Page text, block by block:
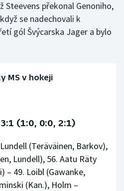
Steevens překonal Genoniho,
se nadechovali k
gól Švýcarska Jager a bylo
MS v hokeji
(1:0, 0:0, 2:1)
(Teräväinen, Barkov),
Lundell), 56. Aatu Räty
– 49. Loibl (Gawanke,
(Kan.), Holm –